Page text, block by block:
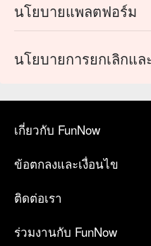
นโยบายแพลตฟอร์ม
นโยบายการยกเลิกแ
เกี่ยวกับ FunNow
ข้อตกลงและเงื่อนไข
ติดต่อเรา
ร่วมงานกับ FunNow